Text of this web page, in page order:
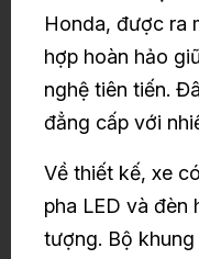
Honda, được ra
hợp hoàn hảo
nghệ tiên tiến.
đẳng cấp với
Về thiết kế, xe
pha LED và đèn
tượng. Bộ